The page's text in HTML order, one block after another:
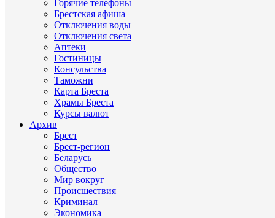
Горячие телефоны
Брестская афиша
Отключения воды
Отключения света
Аптеки
Гостиницы
Консульства
Таможни
Карта Бреста
Храмы Бреста
Курсы валют
Архив
Брест
Брест-регион
Беларусь
Общество
Мир вокруг
Происшествия
Криминал
Экономика